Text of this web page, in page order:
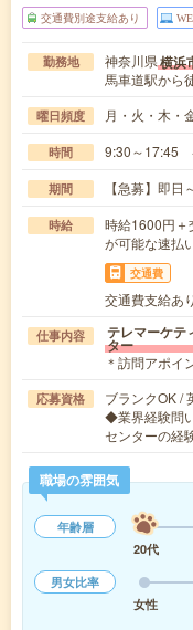
交通費別途支給あり
勤務地 神奈川県横浜
馬車道駅から
曜日頻度 月・火・木・
時間 9:30～17:45
期間 【急募】即
時給
時給1600円
が可能な速払
交通費
交通費支給あり
仕事内容 テレマーケテ
ター
＊訪問アポイ
応募資格
ブランクOK /
◆業界経験問
センターの経
職場の雰囲気
年齢層
20代
男女比率
女性